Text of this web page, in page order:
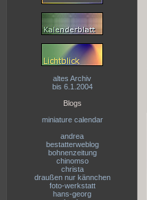
altes Archiv
bis 6.1.2004
Blogs
miniature calendar
andrea
bestatterweblog
bohnenzeitung
chinomso
christa
draußen nur kännchen
foto-werkstatt
hans-georg